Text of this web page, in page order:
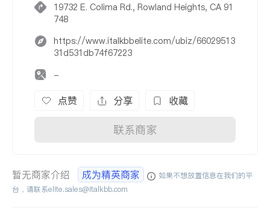
19732 E. Colima Rd., Rowland Heights, CA 91
748
https://www.italkbbelite.com/ubiz/66029513
31d531db74f67223
-
点赞 分享 收藏
联系商家
暂无商家介绍 成为精英商家
如果不想放置信息在我们的平
台，请联系elite.sales@italkbb.com